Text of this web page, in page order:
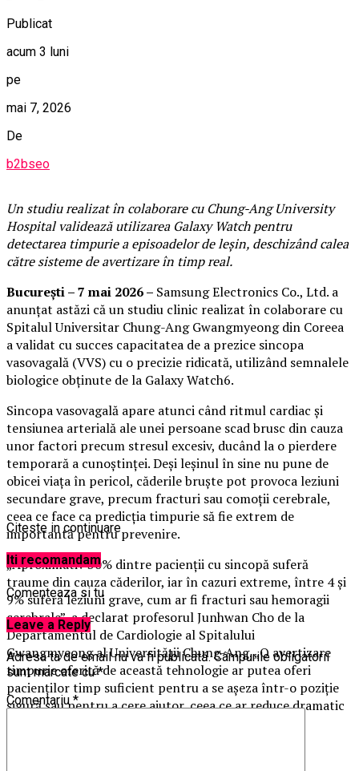
Publicat
acum 3 luni
pe
mai 7, 2026
De
b2bseo
Un studiu realizat în colaborare cu Chung-Ang University
Hospital validează utilizarea Galaxy Watch pentru
detectarea timpurie a episoadelor de leșin, deschizând calea
către sisteme de avertizare în timp real.
București–7 mai 2026– Samsung Electronics Co., Ltd. a
anunțat astăzi că un studiu clinic realizat în colaborare cu
Spitalul Universitar Chung-Ang Gwangmyeong din Coreea
a validat cu succes capacitatea de a prezice sincopa
vasovagală (VVS) cu o precizie ridicată, utilizând semnalele
biologice obținute de la Galaxy Watch6.
Sincopa vasovagală apare atunci când ritmul cardiac și
tensiunea arterială ale unei persoane scad brusc din cauza
unor factori precum stresul excesiv, ducând la o pierdere
temporară a cunoștinței. Deși leșinul în sine nu pune de
obicei viața în pericol, căderile bruște pot provoca leziuni
secundare grave, precum fracturi sau comoții cerebrale,
ceea ce face ca predicția timpurie să fie extrem de
importantă pentru prevenire.
„Aproximativ 30% dintre pacienții cu sincopă suferă
traume din cauza căderilor, iar în cazuri extreme, între 4 și
9% suferă leziuni grave, cum ar fi fracturi sau hemoragii
cerebrale”, a declarat profesorul Junhwan Cho de la
Departamentul de Cardiologie al Spitalului
Gwangmyeong al Universității Chung-Ang. „O avertizare
timpurie oferită de această tehnologie ar putea oferi
pacienților timp suficient pentru a se așeza într-o poziție
sigură sau pentru a cere ajutor, ceea ce ar reduce dramatic
Citeste in continuare
Iti recomandam
Comenteaza si tu
Leave a Reply
Adresa ta de email nu va fi publicată. Câmpurile obligatorii
sunt marcate cu*
Comentariu*